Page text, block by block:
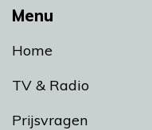
Menu
Home
TV & Radio
Prijsvragen